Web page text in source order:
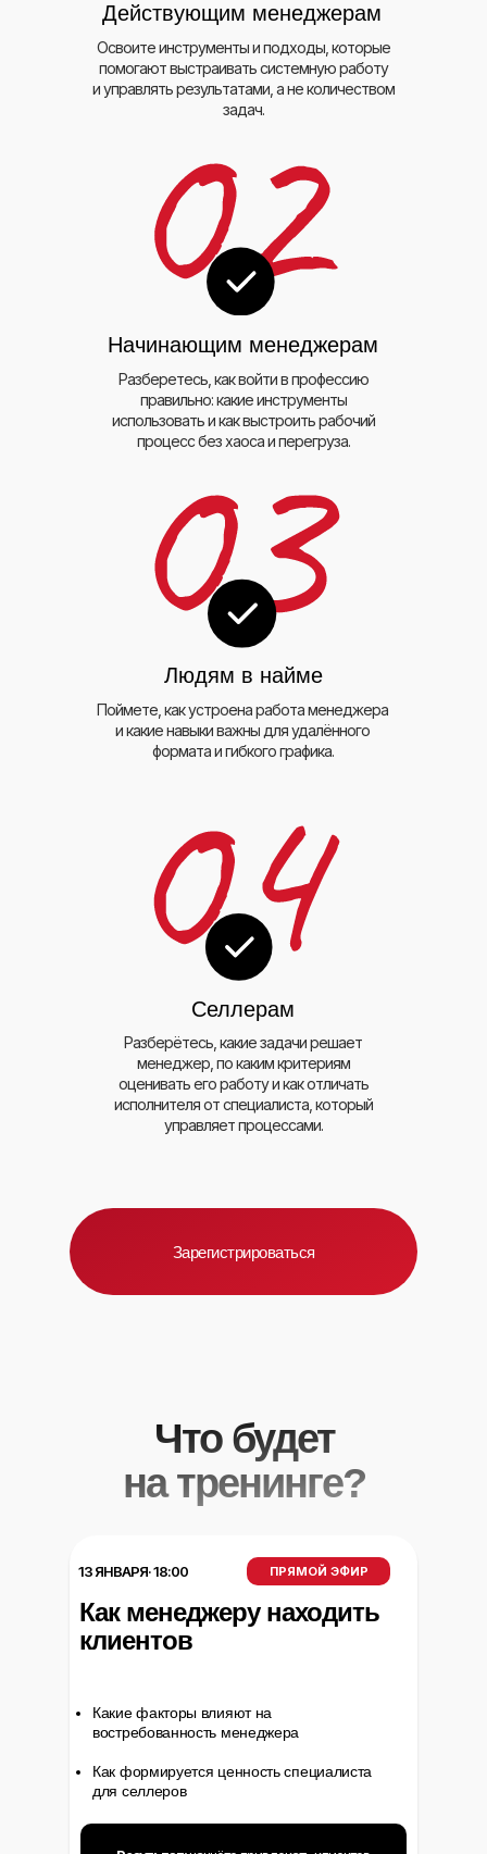
Зарегистрироваться
Действующим менеджерам
Освоите инструменты и подходы, которые
помогают выстраивать системную работу
и управлять результатами, а не количеством
задач.
Начинающим менеджерам
Разберетесь, как войти в профессию
правильно: какие инструменты
использовать и как выстроить рабочий
процесс без хаоса и перегруза.
Людям в найме
Поймете, как устроена работа менеджера
и какие навыки важны для удалённого
формата и гибкого графика.
Селлерам
Разберётесь, какие задачи решает
менеджер, по каким критериям
оценивать его работу и как отличать
исполнителя от специалиста, который
управляет процессами.
Что будет
на тренинге?
Как менеджеру находить
клиентов
13 ЯНВАРЯ· 18:00 ПРЯМОЙ ЭФИР
Какие факторы влияют на
востребованность менеджера
Как формируется ценность специалиста
для селлеров